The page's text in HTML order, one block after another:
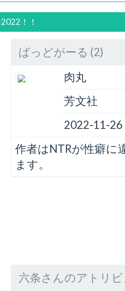
！！
ばっどがーる (2)
肉丸
芳文社
2022-11-26
作者はNTRが性癖に
ます。
六条さんのアトリビ